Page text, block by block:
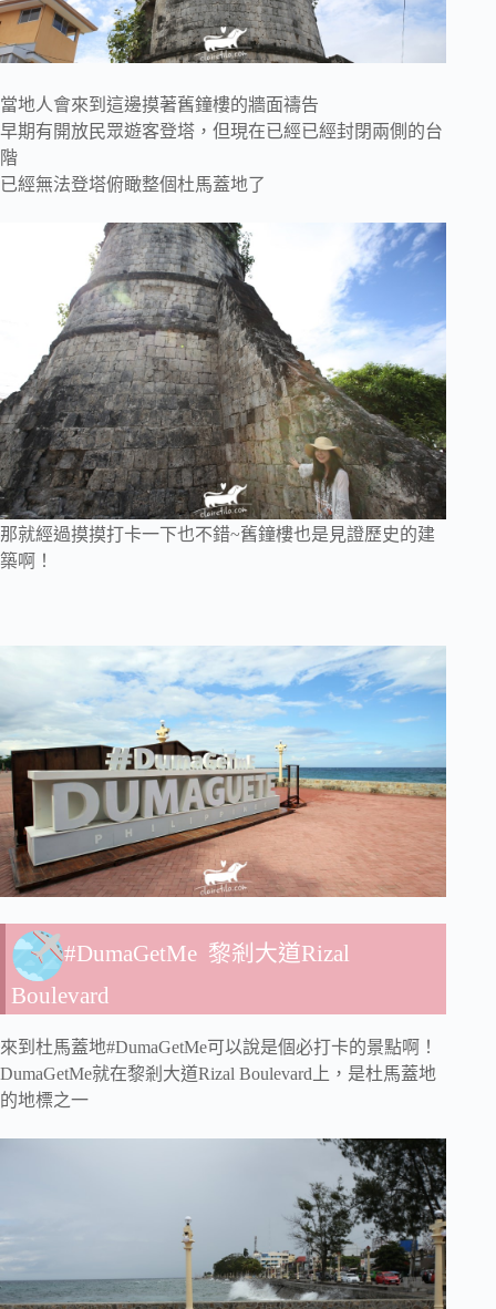
當地人會來到這邊摸著舊鐘樓的牆面禱告
早期有開放民眾遊客登塔，但現在已經已經封閉兩側的台
階
已經無法登塔俯瞰整個杜馬蓋地了
那就經過摸摸打卡一下也不錯~舊鐘樓也是見證歷史的建
築啊！
#DumaGetMe 黎剎大道Rizal
Boulevard
來到杜馬蓋地#DumaGetMe可以說是個必打卡的景點啊！
DumaGetMe就在黎剎大道Rizal Boulevard上，是杜馬蓋地
的地標之一